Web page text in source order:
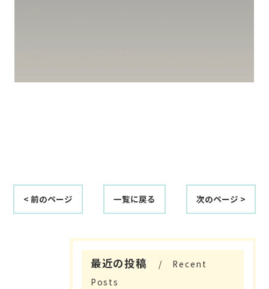
< 前のページ 一覧に戻る 次のページ >
最近の投稿
Recent
Posts